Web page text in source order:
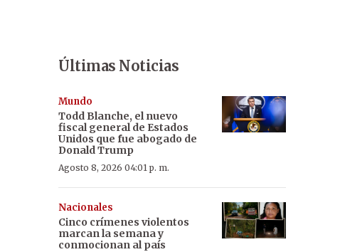
Últimas Noticias
Mundo
Todd Blanche, el nuevo
fiscal general de Estados
Unidos que fue abogado de
Donald Trump
Agosto 8, 2026 04:01 p. m.
Nacionales
Cinco crímenes violentos
marcan la semana y
conmocionan al país